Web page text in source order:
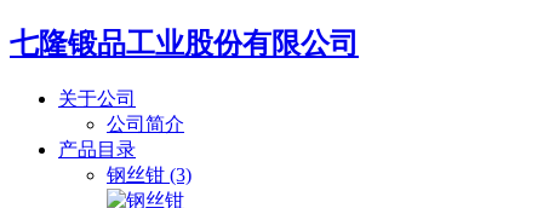
七隆锻品工业股份有限公司
关于公司
公司简介
产品目录
钢丝钳 (3)